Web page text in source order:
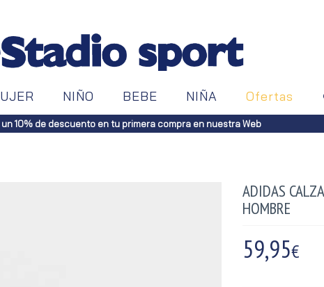
NIÑO BEBE NIÑA Ofertas
10% de descuento en tu primera compra en nuestra Web
ADIDAS
HOMBRE
59,95€